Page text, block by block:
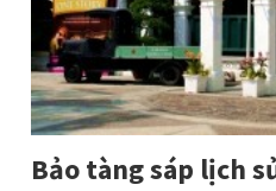
Bảo tàng sáp lịch